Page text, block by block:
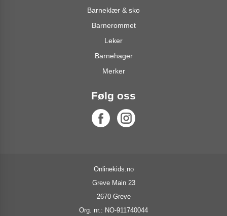
Barneklær & sko
Barnerommet
Leker
Barnehager
Merker
Følg oss
Onlinekids.no
Greve Main 23
2670 Greve
Org. nr.: NO-911740044